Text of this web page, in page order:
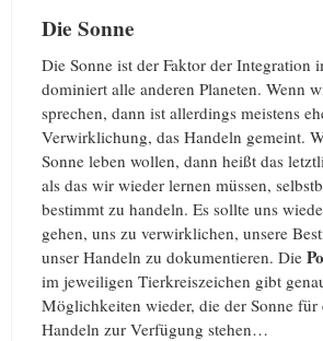
Die Sonne
Die Sonne ist der Faktor der Integration
dominiert alle anderen Planeten. Wenn
sprechen, dann ist allerdings meistens
Verwirklichung, das Handeln gemeint.
Sonne leben wollen, dann heißt das
als das wir wieder lernen müssen,
bestimmt zu handeln. Es sollte uns
gehen, uns zu verwirklichen, unsere
unser Handeln zu dokumentieren. Die
im jeweiligen Tierkreiszeichen gibt
Möglichkeiten wieder, die der Sonne für
Handeln zur Verfügung stehen…